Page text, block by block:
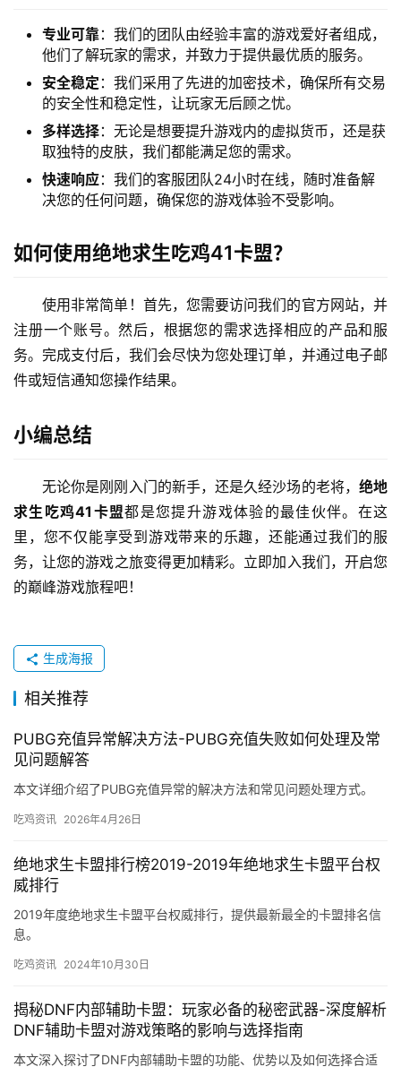
专业可靠：我们的团队由经验丰富的游戏爱好者组成，
他们了解玩家的需求，并致力于提供最优质的服务。
安全稳定 ：我们采用了先进的加密技术，确保所有交易
的安全性和稳定性，让玩家无后顾之忧。
多样选择：无论是想要提升游戏内的虚拟货币，还是获
取独特的皮肤，我们都能满足您的需求。
快速响应：我们的客服团队24小时在线，随时准备解
决您的任何问题，确保您的游戏体验不受影响。
如何使用绝地求生吃鸡41卡盟？
使用非常简单！首先，您需要访问我们的官方网站，并
注册一个账号。然后，根据您的需求选择相应的产品和服
务。完成支付后，我们会尽快为您处理订单，并通过电子邮
件或短信通知您操作结果。
小编总结
无论你是刚刚入门的新手，还是久经沙场的老将， 绝地
求生吃鸡41卡盟都是您提升游戏体验的最佳伙伴。在这
里，您不仅能享受到游戏带来的乐趣，还能通过我们的服
务，让您的游戏之旅变得更加精彩。立即加入我们，开启您
的巅峰游戏旅程吧！
生成海报
相关推荐
PUBG充值异常解决方法-PUBG充值失败如何处理及常
见问题解答
本文详细介绍了PUBG充值异常的解决方法和常见问题处理方式。
吃鸡资讯 2026年4月26日
绝地求生卡盟排行榜2019-2019年绝地求生卡盟平台权
威排行
2019年度绝地求生卡盟平台权威排行，提供最新最全的卡盟排名信
息。
吃鸡资讯 2024年10月30日
揭秘DNF内部辅助卡盟：玩家必备的秘密武器-深度解析
DNF辅助卡盟对游戏策略的影响与选择指南
本文深入探讨了DNF内部辅助卡盟的功能、优势以及如何选择合适